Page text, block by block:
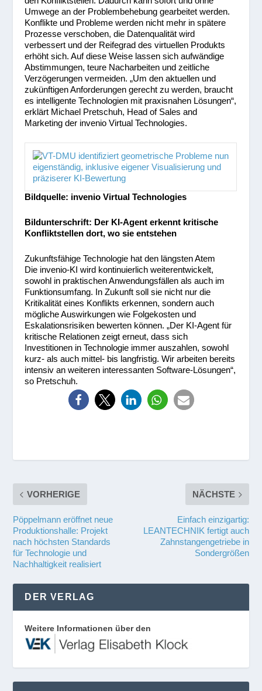
Umwege an der Problembehebung gearbeitet werden.
Konflikte und Probleme werden nicht mehr in spätere
Prozesse verschoben, die Datenqualität wird
verbessert und der Reifegrad des virtuellen Produkts
erhöht sich. Auf diese Weise lassen sich aufwändige
Abstimmungen, teure Nacharbeiten und zeitliche
Verzögerungen vermeiden. „Um den aktuellen und
zukünftigen Anforderungen gerecht zu werden, braucht
es intelligente Technologien mit praxisnahen Lösungen“,
erklärt Michael Pretschuh, Head of Sales and
Marketing der invenio Virtual Technologies.
Bildquelle: invenio Virtual Technologies
Bildunterschrift: Der KI-Agent erkennt kritische
Konfliktstellen dort, wo sie entstehen
Zukunftsfähige Technologie hat den längsten Atem
Die invenio-KI wird kontinuierlich weiterentwickelt,
sowohl in praktischen Anwendungsfällen als auch im
Funktionsumfang. In Zukunft soll sie nicht nur die
Kritikalität eines Konflikts erkennen, sondern auch
mögliche Auswirkungen wie Folgekosten und
Eskalationsrisiken bewerten können. „Der KI-Agent für
kritische Relationen zeigt erneut, dass sich
Investitionen in Technologie immer auszahlen, sowohl
kurz- als auch mittel- bis langfristig. Wir arbeiten bereits
intensiv an weiteren interessanten Software-Lösungen“,
so Pretschuh.
VORHERIGE
Pöppelmann eröffnet neue
Produktionshalle: Projekt
nach höchsten Standards
für Technologie und
Nachhaltigkeit realisiert
NÄCHSTE
Einfach einzigartig:
LEANTECHNIK fertigt auch
Zahnstangengetriebe in
Sondergrößen
DER VERLAG
Weitere Informationen über den